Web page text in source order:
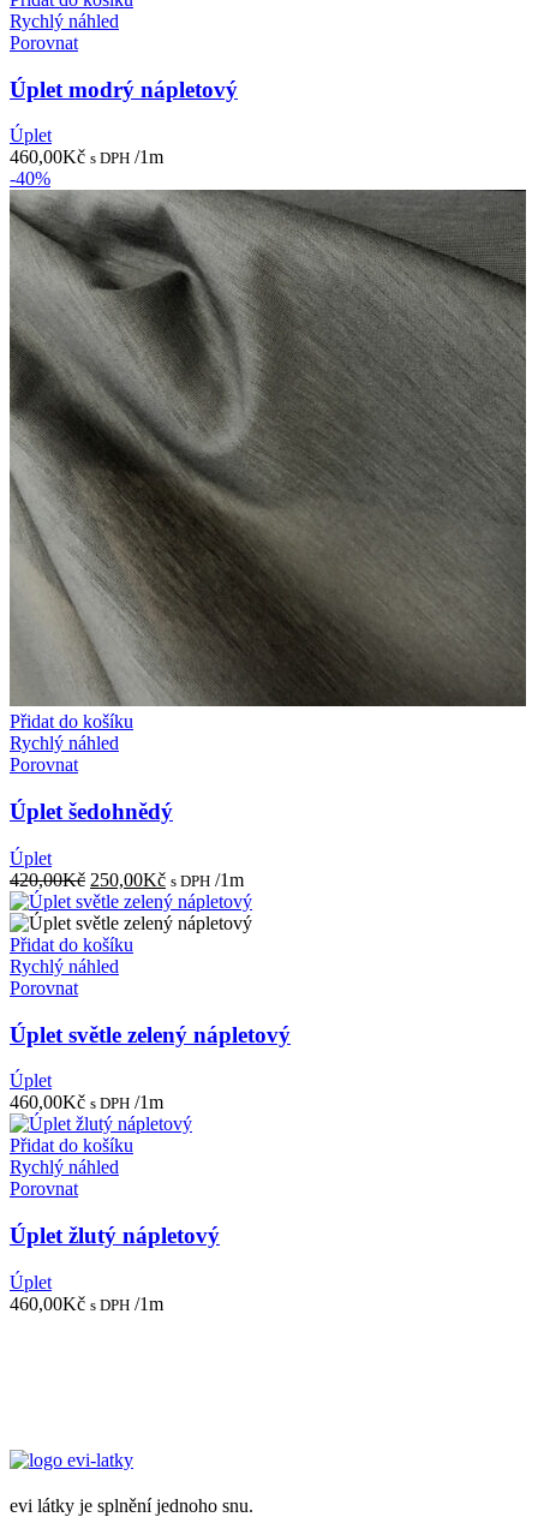
Rychlý náhled
Porovnat
Úplet modrý nápletový
Úplet
460,00Kč s DPH /1m
-40%
Přidat do košíku
Rychlý náhled
Porovnat
Úplet šedohnědý
Úplet
420,00Kč Původní
cena
byla:
420,00Kč.
250,00KčAktuální
cena
je:
s DPH /1m
Přidat do košíku
Rychlý náhled
Porovnat
Úplet světle zelený nápletový
Úplet
460,00Kč s DPH /1m
Přidat do košíku
Rychlý náhled
Porovnat
Úplet žlutý nápletový
Úplet
460,00Kč s DPH /1m
evi látky je splnění jednoho snu.